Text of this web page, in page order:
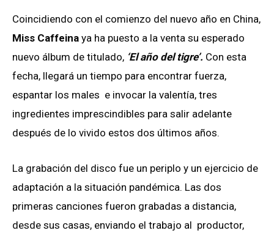
Coincidiendo con el comienzo del nuevo año en China,
Miss Caffeina ya ha puesto a la venta su esperado
nuevo álbum de titulado, ‘El año del tigre’. Con esta
fecha, llegará un tiempo para encontrar fuerza,
espantar los males e invocar la valentía, tres
ingredientes imprescindibles para salir adelante
después de lo vivido estos dos últimos años.
La grabación del disco fue un periplo y un ejercicio de
adaptación a la situación pandémica. Las dos
primeras canciones fueron grabadas a distancia,
desde sus casas, enviando el trabajo al productor,